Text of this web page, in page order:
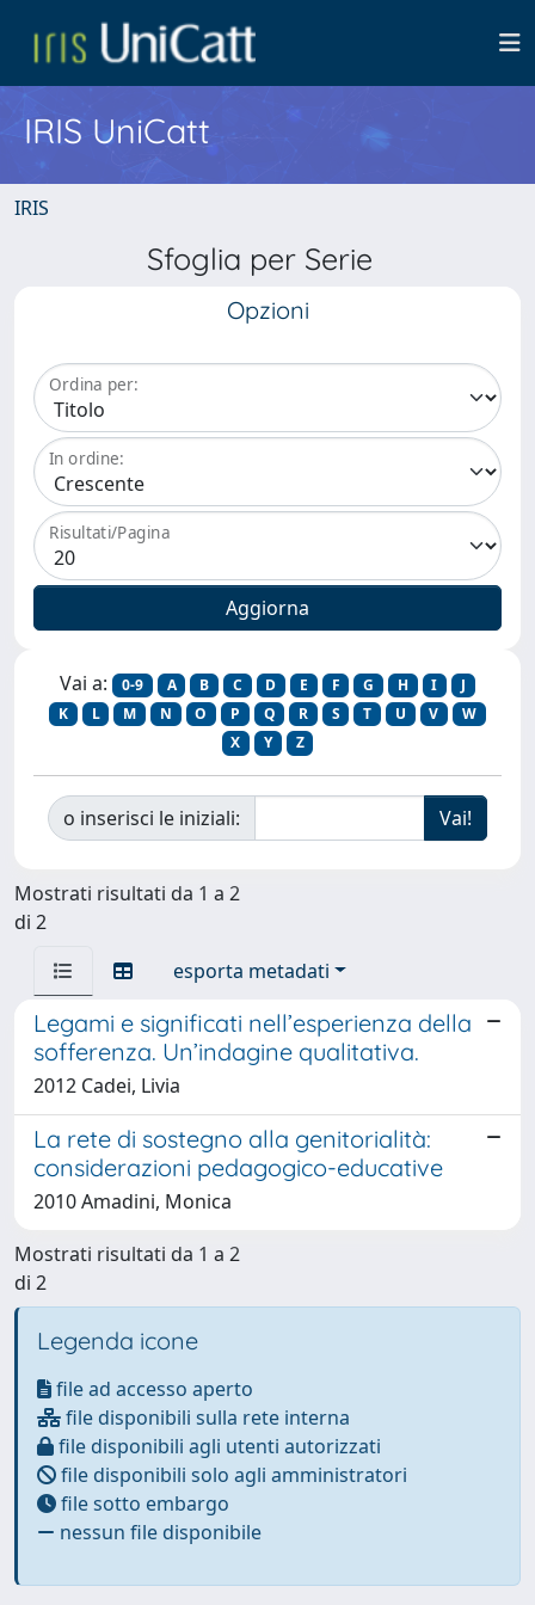
IRIS UniCatt
IRIS
Sfoglia per Serie
Opzioni
Ordina per:
In ordine:
Risultati/Pagina
Vai a: 0-9 A B C D E F G H I
J
K
L M N O P Q R S T U V
W
X
Y Z
o inserisci le iniziali:
Mostrati risultati da 1 a 2
di 2
esporta metadati
Legami e significati nell’esperienza della
sofferenza. Un’indagine qualitativa.
2012 Cadei, Livia
La rete di sostegno alla genitorialità:
considerazioni pedagogico-educative
2010 Amadini, Monica
Mostrati risultati da 1 a 2
di 2
Legenda icone
file ad accesso aperto
file disponibili sulla rete interna
file disponibili agli utenti autorizzati
file disponibili solo agli amministratori
file sotto embargo
nessun file disponibile